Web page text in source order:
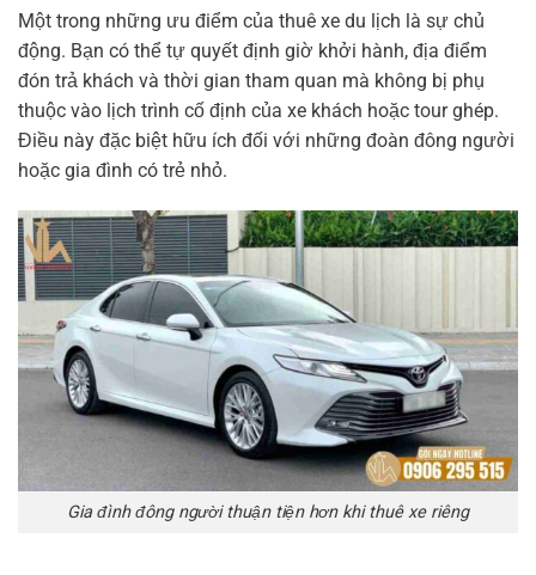
Một trong những ưu điểm của thuê xe du lịch là sự chủ
động. Bạn có thể tự quyết định giờ khởi hành, địa điểm
đón trả khách và thời gian tham quan mà không bị phụ
thuộc vào lịch trình cố định của xe khách hoặc tour ghép.
Điều này đặc biệt hữu ích đối với những đoàn đông người
hoặc gia đình có trẻ nhỏ.
Gia đình đông người thuận tiện hơn khi thuê xe riêng